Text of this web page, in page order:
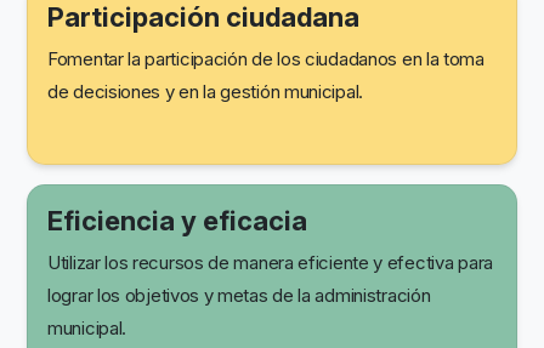
Participación ciudadana
Fomentar la participación de los ciudadanos en la toma
de decisiones y en la gestión municipal.
Eficiencia y eficacia
Utilizar los recursos de manera eficiente y efectiva para
lograr los objetivos y metas de la administración
municipal.